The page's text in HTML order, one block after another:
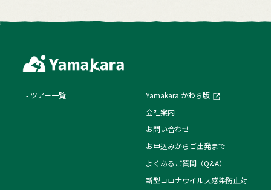
ツアー一覧
Yamakara かわら版
会社案内
お問い合わせ
お申込みからご出発まで
よくあるご質問（Q&A）
新型コロナウイルス感染防止対